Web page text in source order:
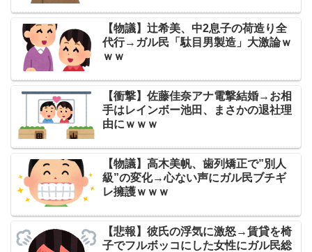
【物議】辻希美、中2息子の荷造り全
代行→ガル民「駄目男製造」大激論ｗ
ｗｗ
【衝撃】佐藤佳奈アナ電撃結婚→お相
手はレインボー池田、まさかの退社理
由にｗｗｗ
【物議】高木美帆、歯列矯正で”別人
級”の変化→心ない声にガル民ブチギ
レ擁護ｗｗｗ
【悲報】彼氏の浮気に激怒→賃貸を椅
子でフルボッコにした女性にガル民総